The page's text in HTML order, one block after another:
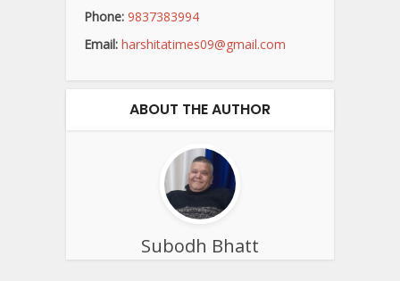
Phone: 9837383994
Email: harshitatimes09@gmail.com
ABOUT THE AUTHOR
Subodh Bhatt